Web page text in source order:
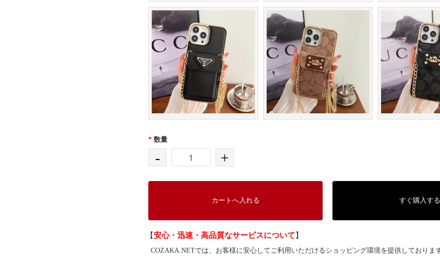
* 数量
- +
カートへ入れる すぐ購入する
【安心・迅速・高品質なサービスについて 】
COZAKA.NETでは、お客様に安心してご利用いただけるショッピング環境を提供しておりま